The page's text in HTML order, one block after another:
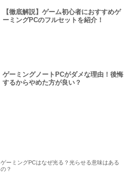
【徹底解説】ゲーム初心者におすすめゲ
ーミングPCのフルセットを紹介！
ゲーミングノートPCがダメな理由！後悔
するからやめた方が良い？
ゲーミングPCはなぜ光る？光らせる意味はある
の？